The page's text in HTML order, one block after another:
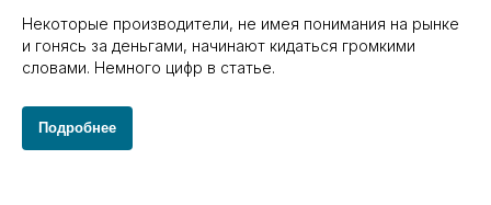
Некоторые производители, не имея понимания на рынке
и гонясь за деньгами, начинают кидаться громкими
словами. Немного цифр в статье.
Подробнее